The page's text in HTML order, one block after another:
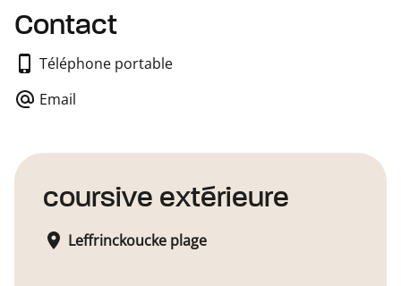
Contact
Téléphone portable
Email
coursive extérieure
Leffrinckoucke plage